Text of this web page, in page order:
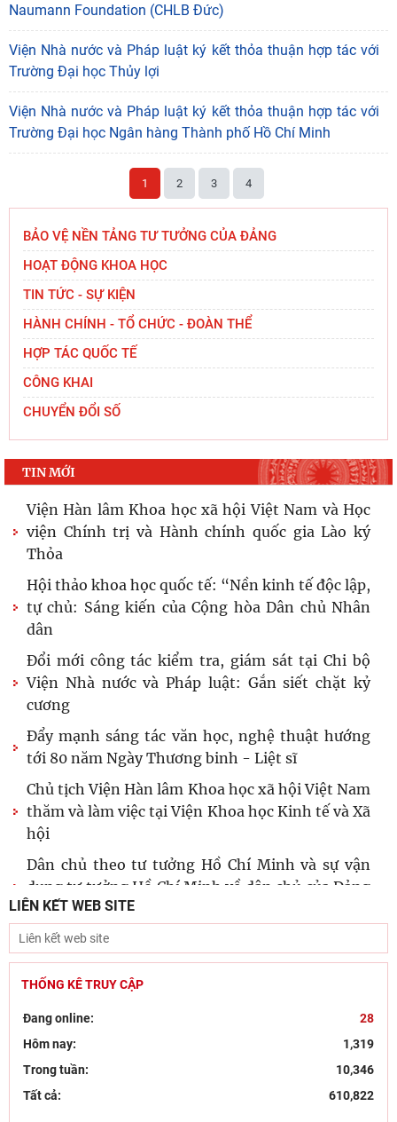
Naumann Foundation (CHLB Đức)
Viện Nhà nước và Pháp luật ký kết thỏa thuận hợp tác với
Trường Đại học Thủy lợi
Viện Nhà nước và Pháp luật ký kết thỏa thuận hợp tác với
Trường Đại học Ngân hàng Thành phố Hồ Chí Minh
1 2 3 4
BẢO VỆ NỀN TẢNG TƯ TƯỞNG CỦA ĐẢNG
HOẠT ĐỘNG KHOA HỌC
TIN TỨC - SỰ KIỆN
HÀNH CHÍNH - TỔ CHỨC - ĐOÀN THỂ
HỢP TÁC QUỐC TẾ
CÔNG KHAI
CHUYỂN ĐỔI SỐ
TIN MỚI
Viện Hàn lâm Khoa học xã hội Việt Nam và Học
viện Chính trị và Hành chính quốc gia Lào ký
Thỏa
Hội thảo khoa học quốc tế: “Nền kinh tế độc lập,
tự chủ: Sáng kiến của Cộng hòa Dân chủ Nhân
dân
Đổi mới công tác kiểm tra, giám sát tại Chi bộ
Viện Nhà nước và Pháp luật: Gắn siết chặt kỷ
cương
Đẩy mạnh sáng tác văn học, nghệ thuật hướng
tới 80 năm Ngày Thương binh - Liệt sĩ
Chủ tịch Viện Hàn lâm Khoa học xã hội Việt Nam
thăm và làm việc tại Viện Khoa học Kinh tế và Xã
hội
Dân chủ theo tư tưởng Hồ Chí Minh và sự vận
dụng tư tưởng Hồ Chí Minh về dân chủ của Đảng
Cộng sản
Kỷ niệm 96 năm Ngày truyền thống ngành
Tuyên giáo của Đảng (1/8/1930 – 1/8/2026):
Công tác tuyên
Hội thảo khoa học “Một số vấn đề lý luận về giá
trị pháp quyền và phát huy giá trị pháp quyền ở
Hội thảo khoa học quốc gia “Danh nhân văn hóa
Lê Quý Đôn - Di sản và giá trị thời đại"
LIÊN KẾT WEB SITE
THỐNG KÊ TRUY CẬP
Đang online:
28
Hôm nay:
1,319
Trong tuần:
10,346
Tất cả:
610,822